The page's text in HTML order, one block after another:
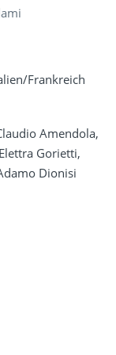
Frankreich
Amendola,
Gorietti,
Dionisi